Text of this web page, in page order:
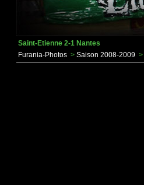
Saint-Etienne 2-1 Nantes
Furania-Photos > Saison 2008-2009 >